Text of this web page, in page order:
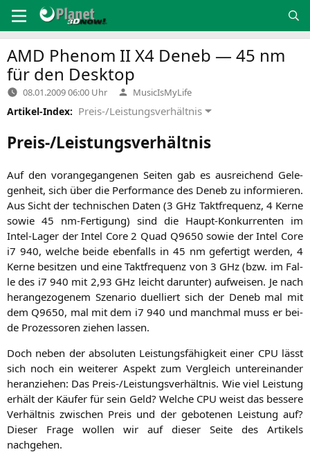
Inhalt
springen
AMD Phenom IIX4 Deneb — 45 nm
für den Desktop
08.01.2009 06:00 Uhr Verfasst
von
MusicIsMyLife
Artikel-Index: Preis-/Leistungsverhältnis
Preis-/Leistungsverhältnis
Auf den vor­an­ge­gan­ge­nen Sei­ten gab es aus­rei­chend Gele­
gen­heit, sich über die Per­for­mance des Deneb zu infor­mie­ren.
Aus Sicht der tech­ni­schen Daten (3 GHz Takt­fre­quenz, 4 Ker­ne
sowie 45 nm-Fer­ti­gung) sind die Haupt-Kon­kur­ren­ten im
Intel-Lager der Intel Core 2 Quad Q9650 sowie der Intel Core
i7 940, wel­che bei­de eben­falls in 45 nm gefer­tigt wer­den, 4
Ker­ne besit­zen und eine Takt­fre­quenz von 3 GHz (bzw. im Fal­
le des i7 940 mit 2,93 GHz leicht dar­un­ter) auf­wei­sen. Je nach
her­an­ge­zo­ge­nem Sze­na­rio duel­liert sich der Deneb mal mit
dem Q9650, mal mit dem i7 940 und manch­mal muss er bei­
de Pro­zes­so­ren zie­hen lassen.
Doch neben der abso­lu­ten Leis­tungs­fä­hig­keit einer CPU lässt
sich noch ein wei­te­rer Aspekt zum Ver­gleich unter­ein­an­der
her­an­zie­hen: Das Preis-/Leis­tungs­ver­hält­nis. Wie viel Leis­tung
erhält der Käu­fer für sein Geld? Wel­che CPU weist das bes­se­re
Ver­hält­nis zwi­schen Preis und der gebo­te­nen Leis­tung auf?
Die­ser Fra­ge wol­len wir auf die­ser Sei­te des Arti­kels
nachgehen.